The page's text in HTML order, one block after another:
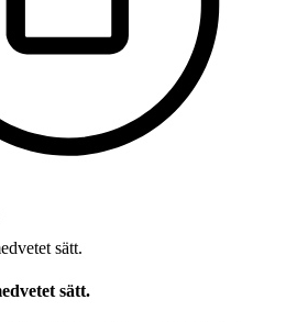
sätt.